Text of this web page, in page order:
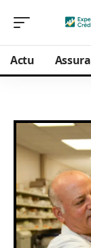
Actu